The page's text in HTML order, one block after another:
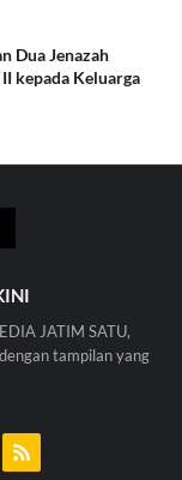
Dua Jenazah
kepada Keluarga
JATIM SATU,
tampilan yang